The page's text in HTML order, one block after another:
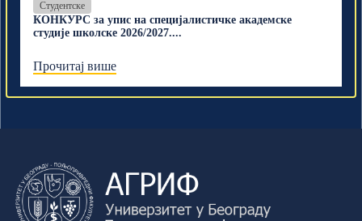
Студентске
КОНКУРС за упис на специјалистичке академске
студије школске 2026/2027....
Прочитај више